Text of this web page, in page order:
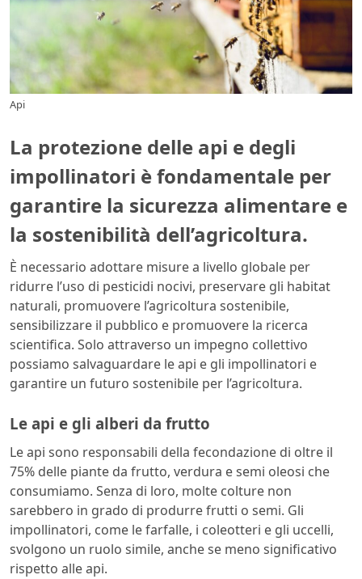
Api
La protezione delle api e degli
impollinatori è fondamentale per
garantire la sicurezza alimentare e
la sostenibilità dell’agricoltura.
È necessario adottare misure a livello globale per
ridurre l’uso di pesticidi nocivi, preservare gli habitat
naturali, promuovere l’agricoltura sostenibile,
sensibilizzare il pubblico e promuovere la ricerca
scientifica. Solo attraverso un impegno collettivo
possiamo salvaguardare le api e gli impollinatori e
garantire un futuro sostenibile per l’agricoltura.
Le api e gli alberi da frutto
Le api sono responsabili della fecondazione di oltre il
75% delle piante da frutto, verdura e semi oleosi che
consumiamo. Senza di loro, molte colture non
sarebbero in grado di produrre frutti o semi. Gli
impollinatori, come le farfalle, i coleotteri e gli uccelli,
svolgono un ruolo simile, anche se meno significativo
rispetto alle api.